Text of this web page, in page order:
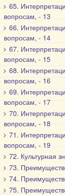
65.
вопросам, - 13
66.
вопросам, - 14
67.
вопросам, - 15
68.
вопросам, - 16
69.
вопросам, - 17
70.
вопросам, - 18
71.
вопросам, - 19
72. Культурная
73.
74.
75.